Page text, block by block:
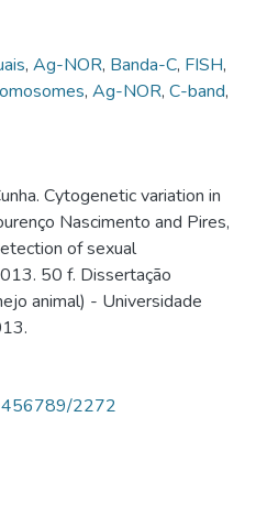
, Ag-NOR, Banda-C, FISH,
, Ag-NOR, C-band,
Cytogenetic variation in
Nascimento and Pires,
of sexual
50 f. Dissertação
animal) - Universidade
2272